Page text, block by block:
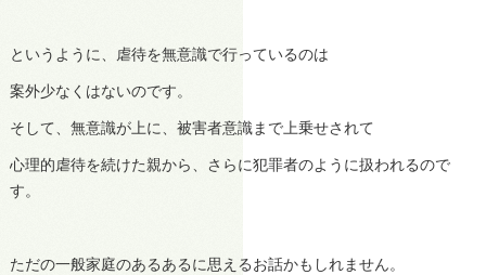
というように、虐待を無意識で行っているのは
案外少なくはないのです。
そして、無意識が上に、被害者意識まで上乗せされて
心理的虐待を続けた親から、さらに犯罪者のように扱われるので
す。
ただの一般家庭のあるあるに思えるお話かもしれません。